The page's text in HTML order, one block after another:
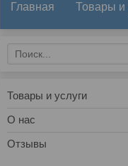
Главная Товары и
Товары и услуги
О нас
Отзывы